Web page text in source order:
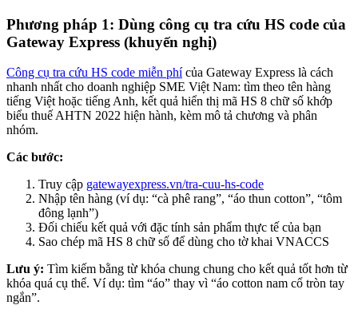
Phương pháp 1: Dùng công cụ tra cứu HS code của
Gateway Express (khuyến nghị)
Công cụ tra cứu HS code miễn phícủa Gateway Express là cách
nhanh nhất cho doanh nghiệp SME Việt Nam: tìm theo tên hàng
tiếng Việt hoặc tiếng Anh, kết quả hiển thị mã HS 8 chữ số khớp
biểu thuế AHTN 2022 hiện hành, kèm mô tả chương và phân
nhóm.
Các bước:
Truy cập gatewayexpress.vn/tra-cuu-hs-code
Nhập tên hàng (ví dụ: “cà phê rang”, “áo thun cotton”, “tôm
đông lạnh”)
Đối chiếu kết quả với đặc tính sản phẩm thực tế của bạn
Sao chép mã HS 8 chữ số để dùng cho tờ khai VNACCS
Lưu ý: Tìm kiếm bằng từ khóa chung chung cho kết quả tốt hơn từ
khóa quá cụ thể. Ví dụ: tìm “áo” thay vì “áo cotton nam cổ tròn tay
ngắn”.